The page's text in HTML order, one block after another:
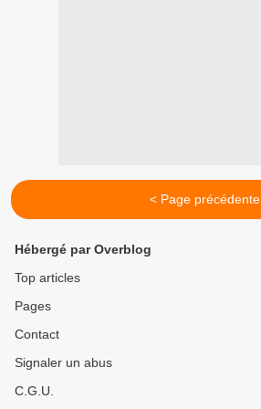
< Page précédente
Hébergé par Overblog
Top articles
Pages
Contact
Signaler un abus
C.G.U.